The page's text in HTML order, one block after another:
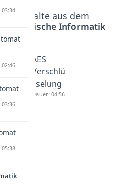
Inhalte aus dem
Theoretische Informatik
Verschlü
05:08
AES
Verschlü
sselung
Dauer: 04:56